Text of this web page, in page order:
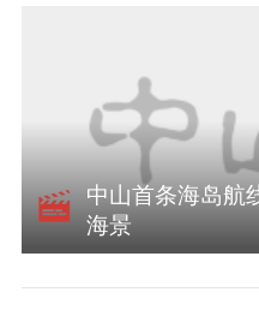
中山首条海岛航
海景